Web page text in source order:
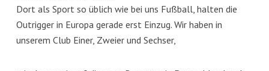
Dort als Sport so üblich wie bei uns Fußball, halten die
Outrigger in Europa gerade erst Einzug. Wir haben in
unserem Club Einer, Zweier und Sechser,